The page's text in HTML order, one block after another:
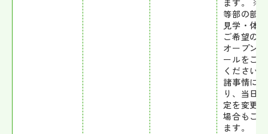
ます。 ※
等部の部
見学・体
ご希望の
オープン
ールをご
ください。
諸事情によ
り、当日
定を変更
場合もご
ます。